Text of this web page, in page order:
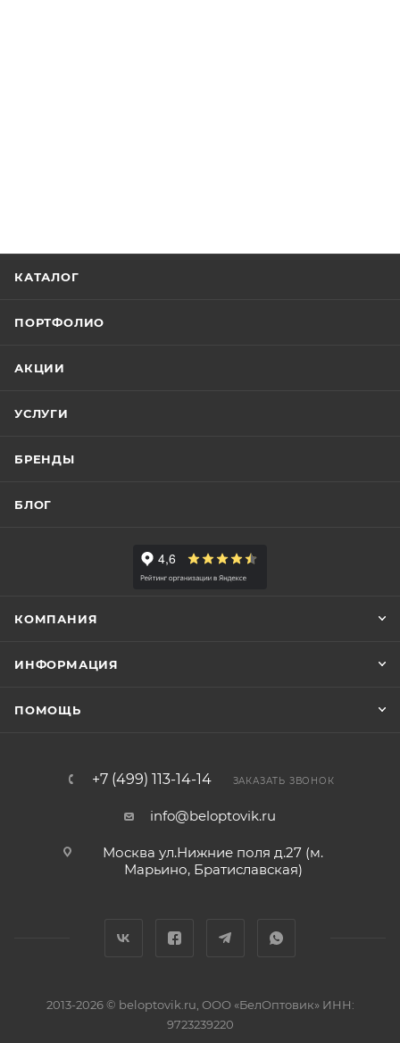
КАТАЛОГ
ПОРТФОЛИО
АКЦИИ
УСЛУГИ
БРЕНДЫ
БЛОГ
КОМПАНИЯ
ИНФОРМАЦИЯ
ПОМОЩЬ
+7 (499) 113-14-14 ЗАКАЗАТЬ ЗВОНОК
info@beloptovik.ru
Москва ул.Нижние поля д.27 (м.
Марьино, Братиславская)
2013-2026 © beloptovik.ru, ООО «БелОптовик» ИНН:
9723239220